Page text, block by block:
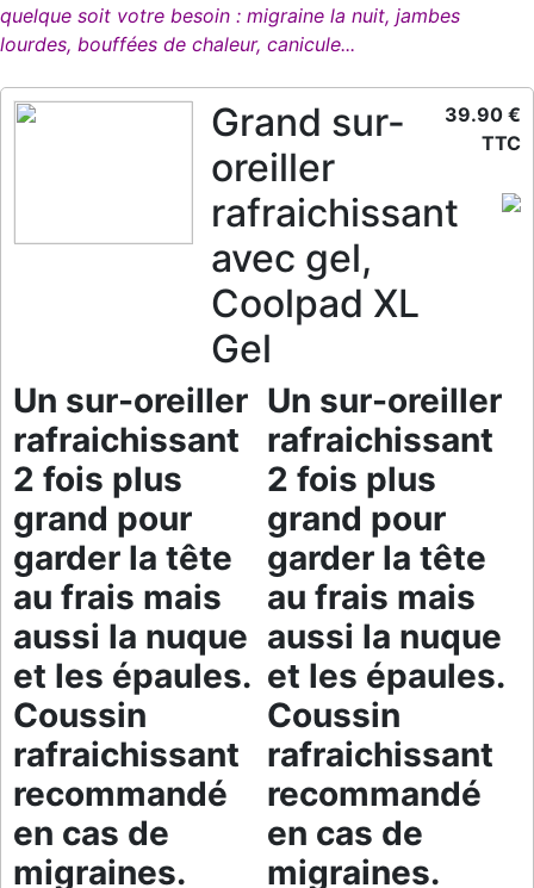
quelque soit votre besoin : migraine la nuit, jambes
lourdes, bouffées de chaleur, canicule...
Grand sur-
oreiller
rafraichissant
avec gel,
Coolpad XL
Gel
Un sur-oreiller
rafraichissant
2 fois plus
grand pour
garder la tête
au frais mais
aussi la nuque
et les épaules.
Coussin
rafraichissant
recommandé
en cas de
migraines.
Un sur-oreiller
rafraichissant
2 fois plus
grand pour
garder la tête
au frais mais
aussi la nuque
et les épaules.
Coussin
rafraichissant
recommandé
en cas de
migraines.
39.90 €
TTC